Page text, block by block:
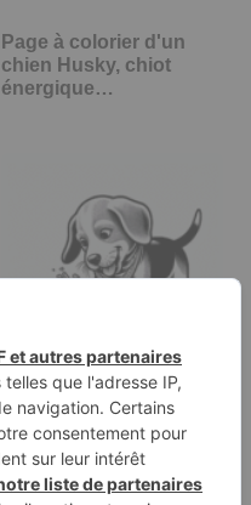
Page à colorier d'un
chien Husky, chiot
énergique…
Page à colorier d'un
chien Beagle, ami
joueur…